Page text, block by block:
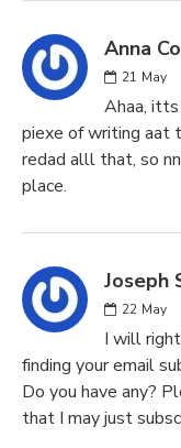
Anna
21 May
Ahaa, itts
piexe of writing aat
redad alll that, so
place.
Joseph
22 May
I will
finding your email
Do you have any?
that I may just